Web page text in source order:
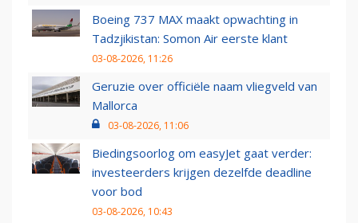
Boeing 737 MAX maakt opwachting in
Tadzjikistan: Somon Air eerste klant
03-08-2026, 11:26
Geruzie over officiële naam vliegveld van
Mallorca
03-08-2026, 11:06
Biedingsoorlog om easyJet gaat verder:
investeerders krijgen dezelfde deadline
voor bod
03-08-2026, 10:43